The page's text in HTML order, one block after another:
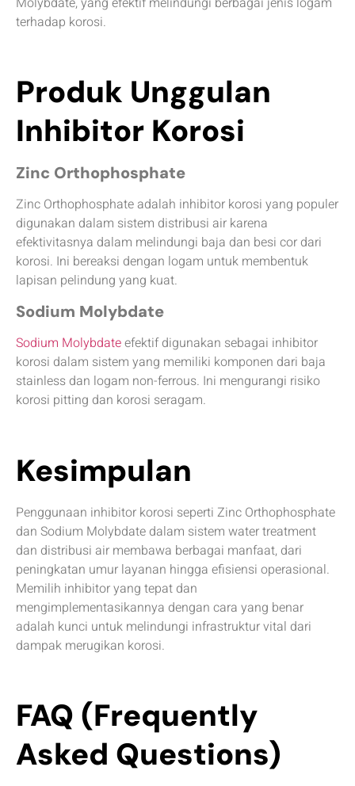
terhadap korosi.
Produk Unggulan
Inhibitor Korosi
Zinc Orthophosphate
Zinc Orthophosphate adalah inhibitor korosi yang populer
digunakan dalam sistem distribusi air karena
efektivitasnya dalam melindungi baja dan besi cor dari
korosi. Ini bereaksi dengan logam untuk membentuk
lapisan pelindung yang kuat.
Sodium Molybdate
Sodium Molybdateefektif digunakan sebagai inhibitor
korosi dalam sistem yang memiliki komponen dari baja
stainless dan logam non-ferrous. Ini mengurangi risiko
korosi pitting dan korosi seragam.
Kesimpulan
Penggunaan inhibitor korosi seperti Zinc Orthophosphate
dan Sodium Molybdate dalam sistem water treatment
dan distribusi air membawa berbagai manfaat, dari
peningkatan umur layanan hingga efisiensi operasional.
Memilih inhibitor yang tepat dan
mengimplementasikannya dengan cara yang benar
adalah kunci untuk melindungi infrastruktur vital dari
dampak merugikan korosi.
FAQ (Frequently
Asked Questions)